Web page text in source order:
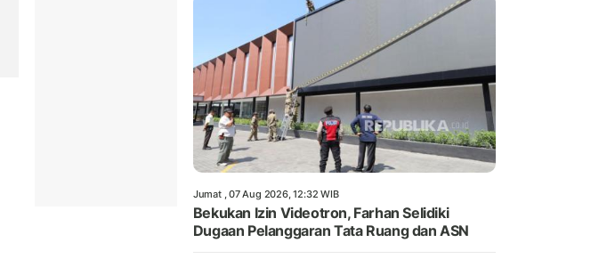
Jumat , 07 Aug 2026, 12:32 WIB
Bekukan Izin Videotron, Farhan Selidiki
Dugaan Pelanggaran Tata Ruang dan ASN